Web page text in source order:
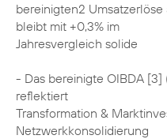
bereinigten2
bleibt mit +0,3% im
Jahresvergleich solide
- Das bereinigte OIBDA [3]
reflektiert
Transformation &
Netzwerkkonsolidierung